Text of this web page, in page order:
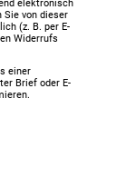
elektronisch
von dieser
(z. B. per E-
Widerrufs
einer
Brief oder E-